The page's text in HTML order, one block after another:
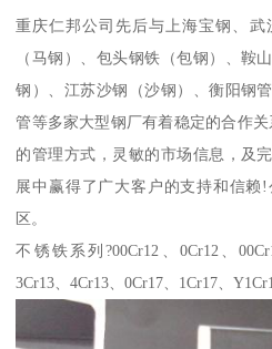
重庆仁邦公司先后与上海宝钢、
（马钢）、包头钢铁（包钢）、鞍
钢）、江苏沙钢（沙钢）、衡阳钢
管等多家大型钢厂有着稳定的合作
的管理方式，灵敏的市场信息，及
展中赢得了广大客户的支持和信赖
区。
不锈铁系列?00Cr12、0Cr12、
3Cr13、4Cr13、0Cr17、1Cr17、